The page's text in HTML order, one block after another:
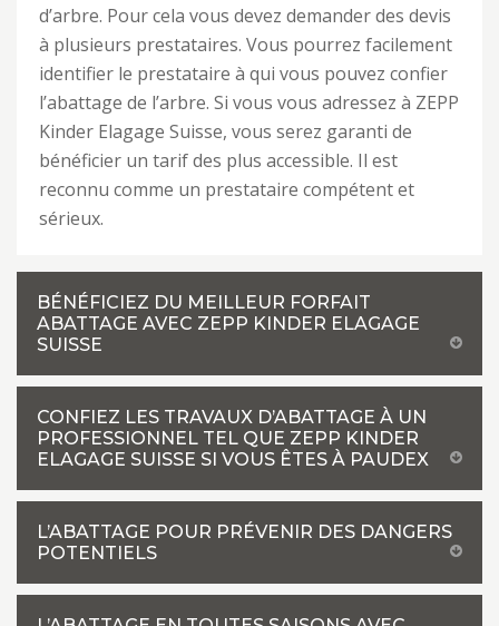
d’arbre. Pour cela vous devez demander des devis
à plusieurs prestataires. Vous pourrez facilement
identifier le prestataire à qui vous pouvez confier
l’abattage de l’arbre. Si vous vous adressez à ZEPP
Kinder Elagage Suisse, vous serez garanti de
bénéficier un tarif des plus accessible. Il est
reconnu comme un prestataire compétent et
sérieux.
BÉNÉFICIEZ DU MEILLEUR FORFAIT
ABATTAGE AVEC ZEPP KINDER ELAGAGE
SUISSE
CONFIEZ LES TRAVAUX D’ABATTAGE À UN
PROFESSIONNEL TEL QUE ZEPP KINDER
ELAGAGE SUISSE SI VOUS ÊTES À PAUDEX
L’ABATTAGE POUR PRÉVENIR DES DANGERS
POTENTIELS